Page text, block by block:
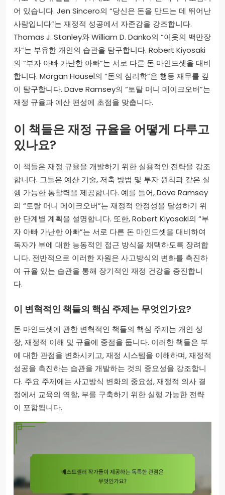
어 있습니다. Jen Sincero의 “당신은 돈을 만드는 데 뛰어난
사람입니다”는 재정적 성공에서 자존감을 강조합니다.
Thomas J. Stanley와 William D. Danko의 “이웃의 백만장
자”는 부유한 개인의 습관을 탐구합니다. Robert Kiyosaki
의 “부자 아빠 가난한 아빠”는 서로 다른 돈 마인드셋을 대비
합니다. Morgan Housel의 “돈의 심리학”은 행동 재무를 깊
이 탐구합니다. Dave Ramsey의 “토탈 머니 메이크오버”는
재정 규율과 예산 편성에 초점을 맞춥니다.
이 책들은 재정 규율을 어떻게 다루고
있나요?
이 책들은 재정 규율을 개발하기 위한 실용적인 전략을 강조
합니다. 그들은 예산 기술, 저축 방법 및 투자 원칙과 같은 실
행 가능한 통찰력을 제공합니다. 예를 들어, Dave Ramsey
의 “토탈 머니 메이크오버”는 재정적 안정성을 달성하기 위
한 단계별 계획을 설명합니다. 또한, Robert Kiyosaki의 “부
자 아빠 가난한 아빠”는 서로 다른 돈 마인드셋을 대비하여
독자가 부에 대한 능동적인 접근 방식을 채택하도록 장려합
니다. 전반적으로 이러한 자원은 사고방식의 변화를 촉진하
여 규율 있는 습관을 통해 장기적인 재정 건강을 증진합니
다.
이 변혁적인 책들의 핵심 주제는 무엇인가요?
돈 마인드셋에 관한 변혁적인 책들의 핵심 주제는 개인 성
장, 재정적 이해 및 규율에 중점을 둡니다. 이러한 책들은 부
에 대한 관점을 변화시키고, 재정 시스템을 이해하며, 재정적
성공을 촉진하는 습관을 개발하는 것의 중요성을 강조합니
다. 주요 주제에는 사고방식 변화의 중요성, 재정적 의사 결
정에서 교육의 역할, 부를 구축하기 위한 실행 가능한 전략
이 포함됩니다.